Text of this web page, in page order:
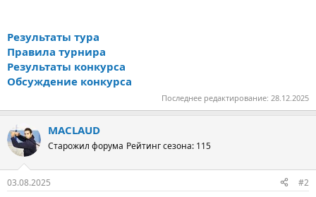
Результаты тура
Правила турнира
Результаты конкурса
Обсуждение конкурса
Последнее редактирование: 28.12.2025
MACLAUD
Старожил форума Рейтинг сезона: 115
03.08.2025 #2